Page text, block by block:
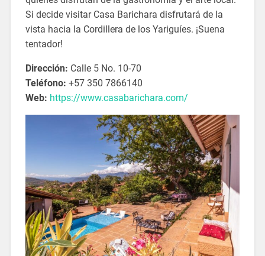
Si decide visitar Casa Barichara disfrutará de la
vista hacia la Cordillera de los Yariguíes. ¡Suena
tentador!
Dirección: Calle 5 No. 10-70
Teléfono: +57 350 7866140
Web: https://www.casabarichara.com/